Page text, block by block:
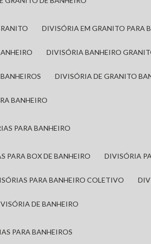
DIVISÓRIA EM GRANITO PARA
DIVISÓRIA BANHEIRO
DIVISÓRIA DE GRANITO
BANHEIRO
PARA BANHEIRO
PARA BOX DE BANHEIRO DIVISÓRIA
PARA BANHEIRO COLETIVO
DE BANHEIRO
PARA BANHEIROS